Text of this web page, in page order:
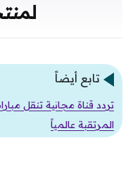
تابع أيضاً
تردد قناة مجانية تنقل
المرتقبة عالمياً